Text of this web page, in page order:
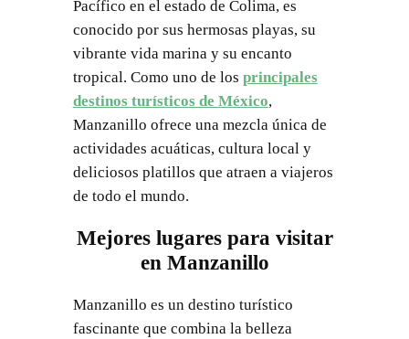
Pacífico en el estado de Colima, es
conocido por sus hermosas playas, su
vibrante vida marina y su encanto
tropical. Como uno de los principales
destinos turísticos de México,
Manzanillo ofrece una mezcla única de
actividades acuáticas, cultura local y
deliciosos platillos que atraen a viajeros
de todo el mundo.
Mejores lugares para visitar
en Manzanillo
Manzanillo es un destino turístico
fascinante que combina la belleza